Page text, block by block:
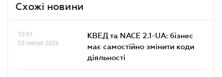
Схожі новини
10.01
22 липня 2026
КВЕД та NACE 2.1-UA: бізнес
має самостійно змінити коди
діяльності